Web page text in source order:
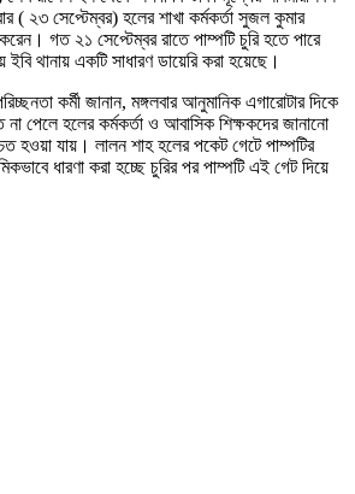
( ২৩ সেপ্টেম্বর) হলের শাখা কর্মকর্তা সুজল কুমার
করেন। গত ২১ সেপ্টেম্বর রাতে পাম্পটি চুরি হতে পারে
ইবি থানায় একটি সাধারণ ডায়েরি করা হয়েছে।
কর্মী জানান, মঙ্গলবার আনুমানিক এগারোটার দিকে
না পেলে হলের কর্মকর্তা ও আবাসিক শিক্ষকদের জানানো
হওয়া যায়। লালন শাহ হলের পকেট গেটে পাম্পটির
ধারণা করা হচ্ছে চুরির পর পাম্পটি এই গেট দিয়ে